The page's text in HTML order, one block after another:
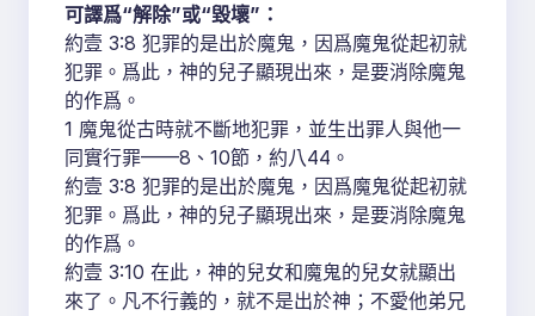
可譯爲“解除”或“毀壞”：
約壹 3:8 犯罪的是出於魔鬼，因爲魔鬼從起初就
犯罪。爲此，神的兒子顯現出來，是要消除魔鬼
的作爲。
1 魔鬼從古時就不斷地犯罪，並生出罪人與他一
同實行罪——8、10節，約八44。
約壹 3:8 犯罪的是出於魔鬼，因爲魔鬼從起初就
犯罪。爲此，神的兒子顯現出來，是要消除魔鬼
的作爲。
約壹 3:10 在此，神的兒女和魔鬼的兒女就顯出
來了。凡不行義的，就不是出於神；不愛他弟兄